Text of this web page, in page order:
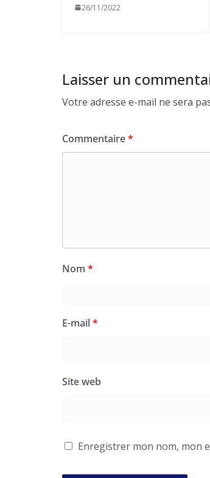
26/11/2022
Laisser un
Votre adresse e-mail ne sera
Commentaire*
Nom *
E-mail*
Site web
Enregistrer mon nom, mon